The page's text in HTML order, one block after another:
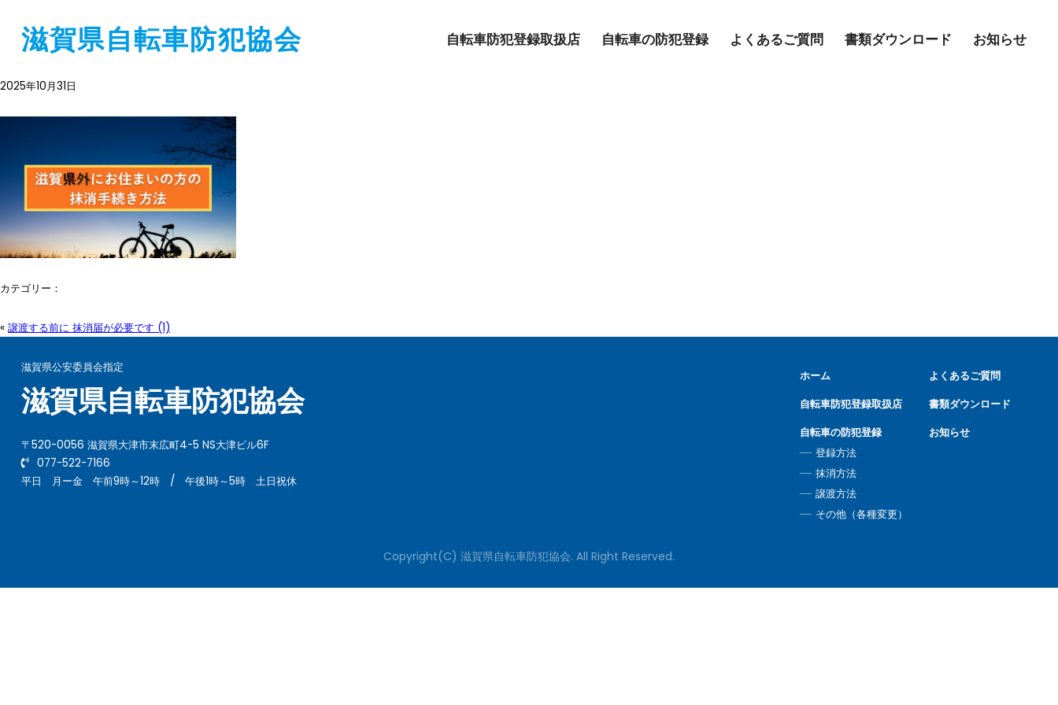
滋賀県自転車防犯協会 自転車防犯登録取扱店 自転車の防犯登録 よくあるご質問 書類ダウンロード お知らせ
譲渡する前に 抹消届が必要です (1)
2025年10月31日
カテゴリー：
« 譲渡する前に 抹消届が必要です (1)
滋賀県公安委員会指定
滋賀県自転車防犯協会
〒520-0056 滋賀県大津市末広町4-5 NS大津ビル6F
077-522-7166
平日 月ー金 午前9時～12時 / 午後1時～5時 土日祝休
ホーム
自転車防犯登録取扱店
自転車の防犯登録
登録方法
抹消方法
譲渡方法
その他（各種変更）
よくあるご質問
書類ダウンロード
お知らせ
Copyright(C) 滋賀県自転車防犯協会. All Right Reserved.